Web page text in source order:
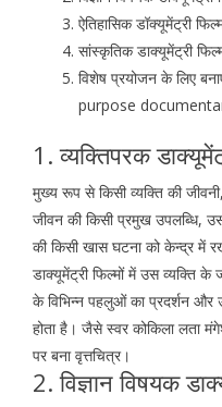
ऐतिहासिक डॉक्यूमेंट्री
सांस्कृतिक डाक्यूमेंट्री
विशेष प्रयोजन के लिए
purpose
1. व्यक्तिपरक
मुख्य रूप से किसी व्यक्ति की
जीवन की किसी प्रमुख उपलब्धि,
की किसी खास घटना को केन्द्र में
डाक्यूमेंट्री फिल्मों में उस व्यक्ति
के विभिन्न पहलुओं का प्रदर्शन
होता है। जैसे स्वर कोकिला लता
पर बना वृत्तचित्र।
2. विज्ञान विषयक